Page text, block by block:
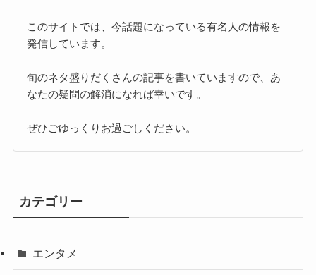
このサイトでは、今話題になっている有名人の情報を
発信しています。
旬のネタ盛りだくさんの記事を書いていますので、あ
なたの疑問の解消になれば幸いです。
ぜひごゆっくりお過ごしください。
カテゴリー
エンタメ